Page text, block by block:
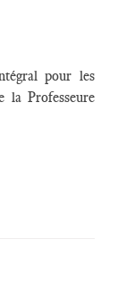
pour les
la Professeure